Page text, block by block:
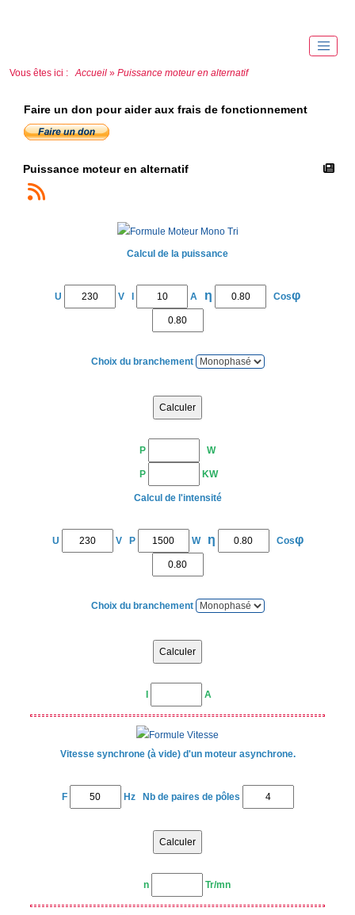
Vous êtes ici : Accueil » Puissance moteur en alternatif
Faire un don pour aider aux frais de fonctionnement
Puissance moteur en alternatif
Calcul de la puissance
U V I A η Cosφ
Choix du branchement
P W
P KW
Calcul de l'intensité
U V P W η Cosφ
Choix du branchement
A
Vitesse synchrone (à vide) d'un moteur asynchrone.
F Hz Nb de paires de pôles
n Tr/mn